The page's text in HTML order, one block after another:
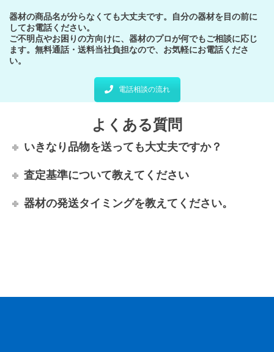
器材の商品名が分らなくても大丈夫です。
自分の器材を目の前に
してお電話ください。
ご不明点やお困りの方向けに、器材のプロが何でもご相談に応じ
ます。 無料通話・送料当社負担なので、お気軽にお電話くださ
い。
電話相談の流れ
よくある質問
いきなり品物を送っても大丈夫ですか？
査定基準について教えてください
器材の発送タイミングを教えてください。